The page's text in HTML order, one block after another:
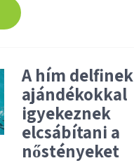
A hím delfinek
ajándékokkal
igyekeznek
elcsábítani a
nőstényeket